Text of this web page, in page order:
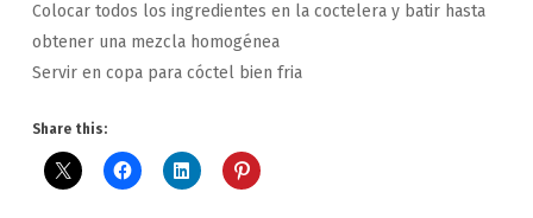
Colocar todos los ingredientes en la coctelera y batir hasta
obtener una mezcla homogénea
Servir en copa para cóctel bien fria
Share this: